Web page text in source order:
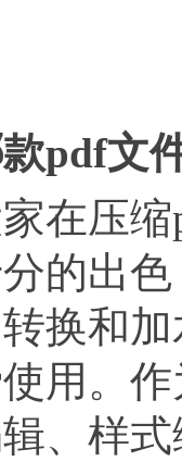
pdf文
压缩
的出
换和
用。
、样